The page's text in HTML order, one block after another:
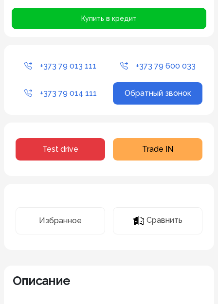
Купить в кредит
+373 79 013 111 +373 79 600 033
+373 79 014 111 Обратный звонок
Test drive Trade IN
Избранное Сравнить
Описание